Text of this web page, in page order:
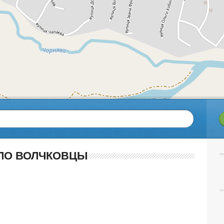
ВОЛЧКОВЦЫ